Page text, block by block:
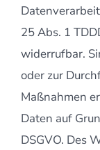
25 Abs. 1
widerrufbar.
oder zur
Maßnahmen
Daten auf
DSGVO. Des